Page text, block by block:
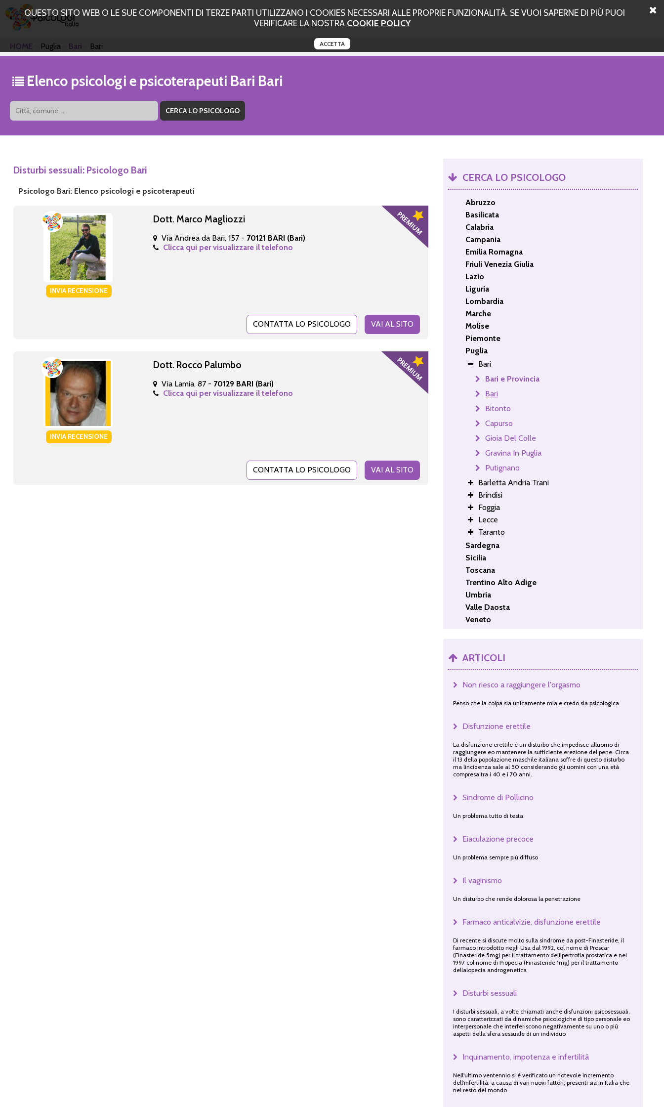
QUESTO SITO WEB O LE SUE COMPONENTI DI TERZE PARTI UTILIZZANO I COOKIES NECESSARI ALLE PROPRIE FUNZIONALITÀ. SE VUOI SAPERNE DI PIÙ PUOI
VERIFICARE LA NOSTRA COOKIE POLICY
ACCETTA
HOME Puglia Bari Bari
Elenco psicologi e psicoterapeuti Bari Bari
Disturbi sessuali: Psicologo Bari
Psicologo Bari: Elenco psicologi e psicoterapeuti
INVIA RECENSIONE
Dott. Marco Magliozzi
Via Andrea da Bari, 157 - 70121 BARI (Bari)
Clicca qui per visualizzare il telefono
CONTATTA LO PSICOLOGO VAI AL SITO
INVIA RECENSIONE
Dott. Rocco Palumbo
Via Lamia, 87 - 70129 BARI (Bari)
Clicca qui per visualizzare il telefono
CONTATTA LO PSICOLOGO VAI AL SITO
CERCA LO PSICOLOGO
Abruzzo
Basilicata
Calabria
Campania
Emilia Romagna
Friuli Venezia Giulia
Lazio
Liguria
Lombardia
Marche
Molise
Piemonte
Puglia
Bari
Bari e Provincia
Bari
Bitonto
Capurso
Gioia Del Colle
Gravina In Puglia
Putignano
Barletta Andria Trani
Brindisi
Foggia
Lecce
Taranto
Sardegna
Sicilia
Toscana
Trentino Alto Adige
Umbria
Valle Daosta
Veneto
ARTICOLI
Non riesco a raggiungere l'orgasmo
Penso che la colpa sia unicamente mia e credo sia psicologica.
Disfunzione erettile
La disfunzione erettile è un disturbo che impedisce alluomo di
raggiungere eo mantenere la sufficiente erezione del pene. Circa
il 13 della popolazione maschile italiana soffre di questo disturbo
ma lincidenza sale al 50 considerando gli uomini con una età
compresa tra i 40 e i 70 anni.
Sindrome di Pollicino
Un problema tutto di testa
Eiaculazione precoce
Un problema sempre più diffuso
Il vaginismo
Un disturbo che rende dolorosa la penetrazione
Farmaco anticalvizie, disfunzione erettile
Di recente si discute molto sulla sindrome da post-Finasteride, il
farmaco introdotto negli Usa dal 1992, col nome di Proscar
(Finasteride 5mg) per il trattamento dellipertrofia prostatica e nel
1997 col nome di Propecia (Finasteride 1mg) per il trattamento
dellalopecia androgenetica
Disturbi sessuali
I disturbi sessuali, a volte chiamati anche disfunzioni psicosessuali,
sono caratterizzati da dinamiche psicologiche di tipo personale eo
interpersonale che interferiscono negativamente su uno o più
aspetti della sfera sessuale di un individuo
Inquinamento, impotenza e infertilità
Nell'ultimo ventennio si è verificato un notevole incremento
dell'infertilità, a causa di vari nuovi fattori, presenti sia in Italia che
nel resto del mondo